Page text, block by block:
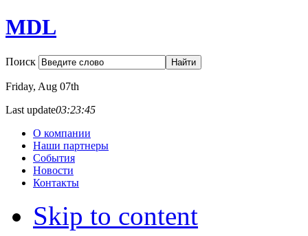
MDL
Поиск
Friday, Aug 07th
Last update03:23:45
О компании
Наши партнеры
События
Новости
Контакты
Skip to content